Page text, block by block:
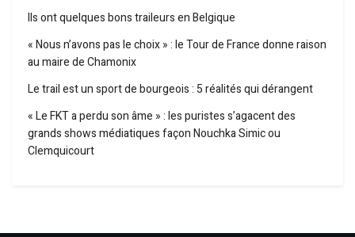
Ils ont quelques bons traileurs en Belgique
« Nous n’avons pas le choix » : le Tour de France donne raison
au maire de Chamonix
Le trail est un sport de bourgeois : 5 réalités qui dérangent
« Le FKT a perdu son âme » : les puristes s’agacent des
grands shows médiatiques façon Nouchka Simic ou
Clemquicourt